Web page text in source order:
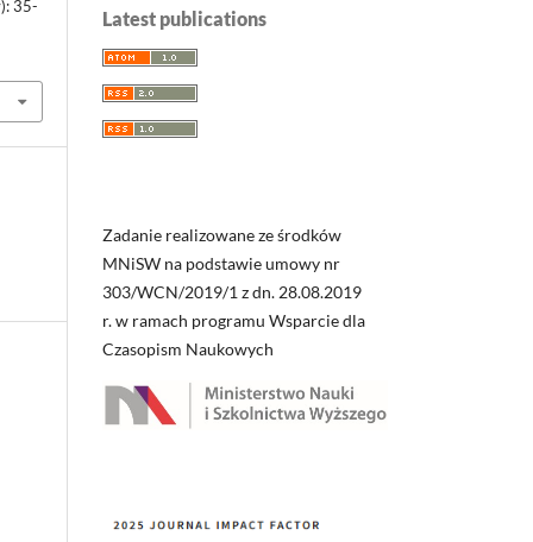
35-
Latest publications
Zadanie realizowane ze środków
MNiSW na podstawie umowy nr
303/WCN/2019/1 z dn. 28.08.2019
r. w ramach programu Wsparcie dla
Czasopism Naukowych